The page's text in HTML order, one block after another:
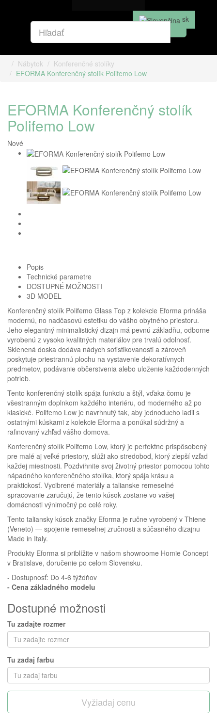
sk
Nábytok
Konferenčné stolíky
EFORMA Konferenčný stolík Polifemo Low
EFORMA Konferenčný stolík
Polifemo Low
Nové
Popis
Technické parametre
DOSTUPNÉ MOŽNOSTI
3D MODEL
Konferenčný stolík Polifemo Glass Top z kolekcie Eforma prináša
modernú, no nadčasovú estetiku do vášho obytného priestoru.
Jeho elegantný minimalistický dizajn má pevnú základňu, odborne
vyrobenú z vysoko kvalitných materiálov pre trvalú odolnosť.
Sklenená doska dodáva nádych sofistikovanosti a zároveň
poskytuje priestrannú plochu na vystavenie dekoratívnych
predmetov, podávanie občerstvenia alebo uloženie každodenných
potrieb.
Tento konferenčný stolík spája funkciu a štýl, vďaka čomu je
všestranným doplnkom každého interiéru, od moderného až po
klasické. Polifemo Low je navrhnutý tak, aby jednoducho ladil s
ostatnými kúskami z kolekcie Eforma a ponúkal súdržný a
rafinovaný vzhľad vášho domova.
Konferenčný stolík Polifemo Low, ktorý je perfektne prispôsobený
pre malé aj veľké priestory, slúži ako stredobod, ktorý zlepší vzľad
každej miestnosti. Pozdvihnite svoj životný priestor pomocou tohto
nápadného konferenčného stolíka, ktorý spája krásu a
praktickosť. Vycibrené materiály a talianske remeselné
spracovanie zaručujú, že tento kúsok zostane vo vašej
domácnosti výnimočný po celé roky.
Tento taliansky kúsok značky Eforma je ručne vyrobený v Thiene
(Veneto) — spojenie remeselnej zručnosti a súčasného dizajnu
Made in Italy.
Produkty Eforma si priblížite v našom showroome Homie Concept
v Bratislave, doručenie po celom Slovensku.
- Dostupnosť: Do 4-6 týždňov
- Cena základného modelu
Dostupné možnosti
Tu zadajte rozmer
Tu zadaj farbu
Vyžiadaj cenu
Homie Asistent
ODBORNÝ PORADCA